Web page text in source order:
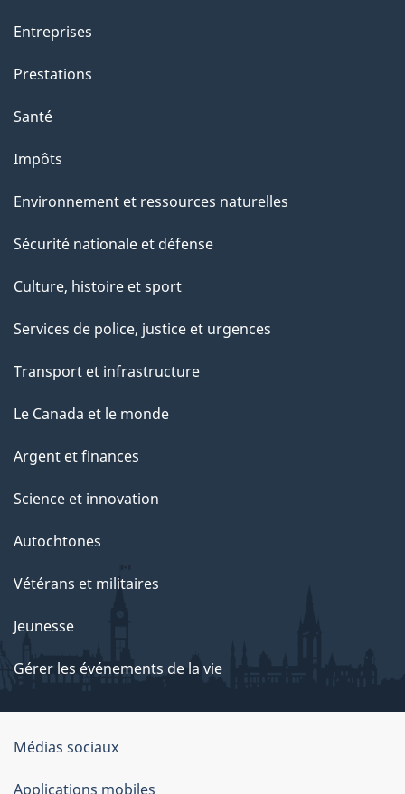
Entreprises
Prestations
Santé
Impôts
Environnement et ressources naturelles
Sécurité nationale et défense
Culture, histoire et sport
Services de police, justice et urgences
Transport et infrastructure
Le Canada et le monde
Argent et finances
Science et innovation
Autochtones
Vétérans et militaires
Jeunesse
Gérer les événements de la vie
Organisation
du
Médias sociaux
Applications mobiles